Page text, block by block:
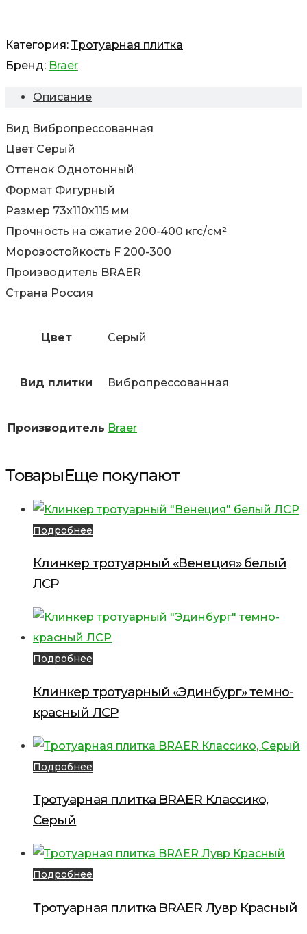
Категория: Тротуарная плитка
Бренд: Braer
Описание
Вид Вибропрессованная
Цвет Серый
Оттенок Однотонный
Формат Фигурный
Размер 73х110х115 мм
Прочность на сжатие 200-400 кгс/см²
Морозостойкость F 200-300
Производитель BRAER
Страна Россия
Цвет Серый
Вид плитки Вибропрессованная
Производитель Braer
ТоварыЕще покупают
Подробнее
Клинкер тротуарный «Венеция» белый
ЛСР
Подробнее
Клинкер тротуарный «Эдинбург» темно-
красный ЛСР
Подробнее
Тротуарная плитка BRAER Классико,
Серый
Подробнее
Тротуарная плитка BRAER Лувр Красный